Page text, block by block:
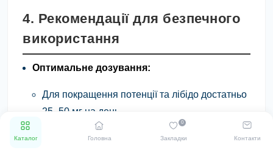
Каталог Головна Закладки
0
Контакти
4. Рекомендації для безпечного
використання
Оптимальне дозування:
Для покращення потенції та лібідо достатньо
25–50 мг на день.
Контроль рівня гормонів: